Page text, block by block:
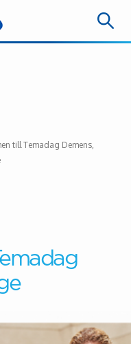
till Temadag Demens,